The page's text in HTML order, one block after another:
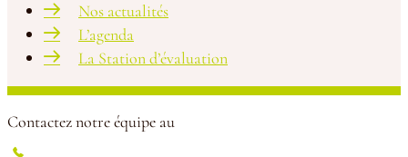
Nos actualités
L’agenda
La Station d’évaluation
Contactez notre équipe au